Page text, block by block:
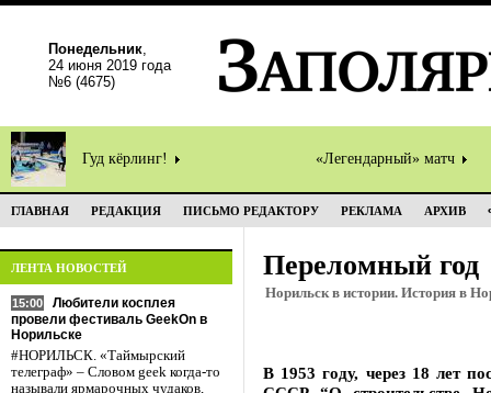
Понедельник,
24 июня 2019 года
№6 (4675)
Гуд кёрлинг! «Легендарный» матч
ГЛАВНАЯ РЕДАКЦИЯ ПИСЬМО РЕДАКТОРУ РЕКЛАМА АРХИВ
ЛЕНТА НОВОСТЕЙ
15:00
Любители косплея
провели фестиваль GeekOn в
Норильске
#НОРИЛЬСК. «Таймырский
телеграф» – Словом geek когда-то
называли ярмарочных чудаков,
Переломный год
Норильск в истории. История в
В 1953 году, через 18 лет